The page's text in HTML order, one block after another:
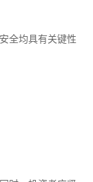
全均具有关键性